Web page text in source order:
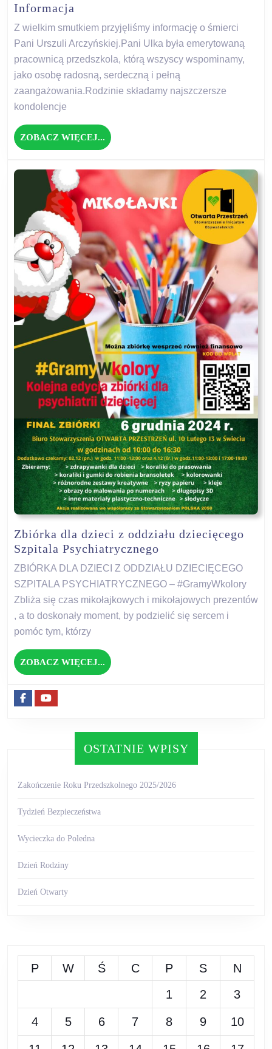
Informacja
Z wielkim smutkiem przyjęliśmy informację o śmierci
Pani Urszuli Arczyńskiej.Pani Ulka była emerytowaną
pracownicą przedszkola, którą wszyscy wspominamy,
jako osobę radosną, serdeczną i pełną
zaangażowania.Rodzinie składamy najszczersze
kondolencje
ZOBACZ WIĘCEJ... ZOBACZ
WIĘCEJ...
Zbiórka dla dzieci z oddziału dziecięcego
Szpitala Psychiatrycznego
dla
dzieci
z
oddziału
dziecięcego
ZBIÓRKA DLA DZIECI Z ODDZIAŁU DZIECIĘCEGO
SZPITALA PSYCHIATRYCZNEGO – #GramyWkolory
Zbliża się czas mikołajkowych i mikołajowych prezentów
, a to doskonały moment, by podzielić się sercem i
pomóc tym, którzy
ZOBACZ WIĘCEJ... ZOBACZ
WIĘCEJ...
FacebookYoutube
OSTATNIE WPISY
Zakończenie Roku Przedszkolnego 2025/2026
Tydzień Bezpieczeństwa
Wycieczka do Poledna
Dzień Rodziny
Dzień Otwarty
P W Ś C P S
N
1
2 3
4 5 6 7 8 9 10